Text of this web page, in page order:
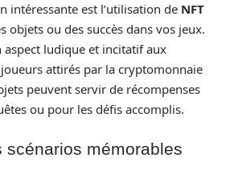
intéressante est l’utilisation de NFT
objets ou des succès dans vos jeux.
aspect ludique et incitatif aux
attirés par la cryptomonnaie
peuvent servir de récompenses
ou pour les défis accomplis.
scénarios mémorables